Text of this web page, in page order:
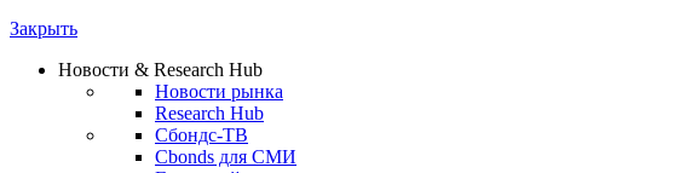
Закрыть
Новости & Research Hub
Новости рынка
Research Hub
Сбондс-ТВ
Cbonds для СМИ